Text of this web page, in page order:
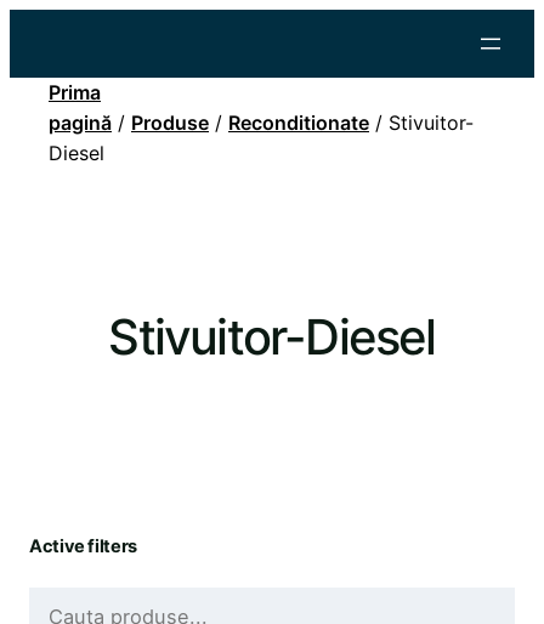
Prima
pagină / Produse / Reconditionate / Stivuitor-
Diesel
Stivuitor-Diesel
Active filters